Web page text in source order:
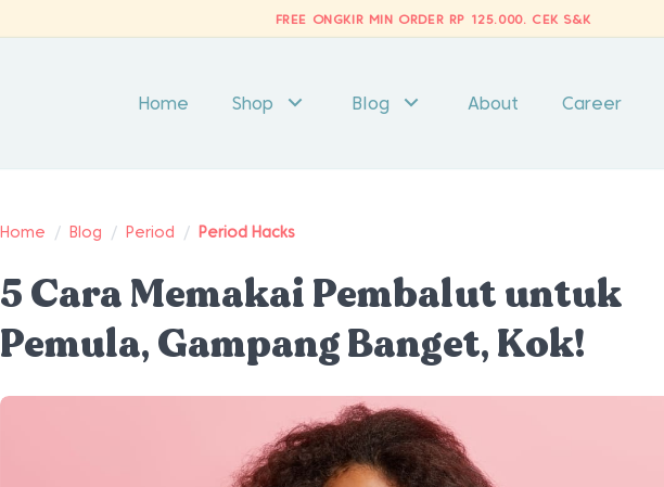
FREE ONGKIR MIN ORDER RP 125.000. CEK S&K
Home Shop Blog About Career
Home / Blog / Period / Period Hacks
5 Cara Memakai Pembalut untuk
Pemula, Gampang Banget, Kok!